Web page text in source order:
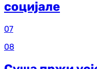
социјале
07
08